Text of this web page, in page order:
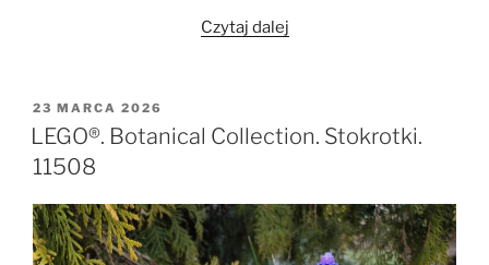
Czytaj dalej„Scrabble.
stojaki
OPUBLIKOWANE
W
23 MARCA 2026
LEGO®. Botanical Collection. Stokrotki.
11508